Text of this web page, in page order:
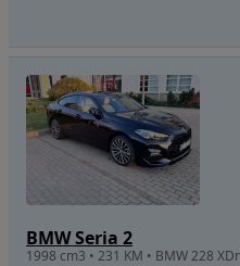
BMW Seria 2
1998 cm3 • 231 KM • BMW 228